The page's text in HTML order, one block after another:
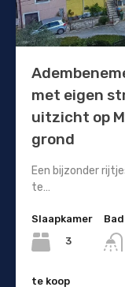
met eigen
uitzicht op
grond
Een bijzonder
te…
Slaapkamer
3
te koop